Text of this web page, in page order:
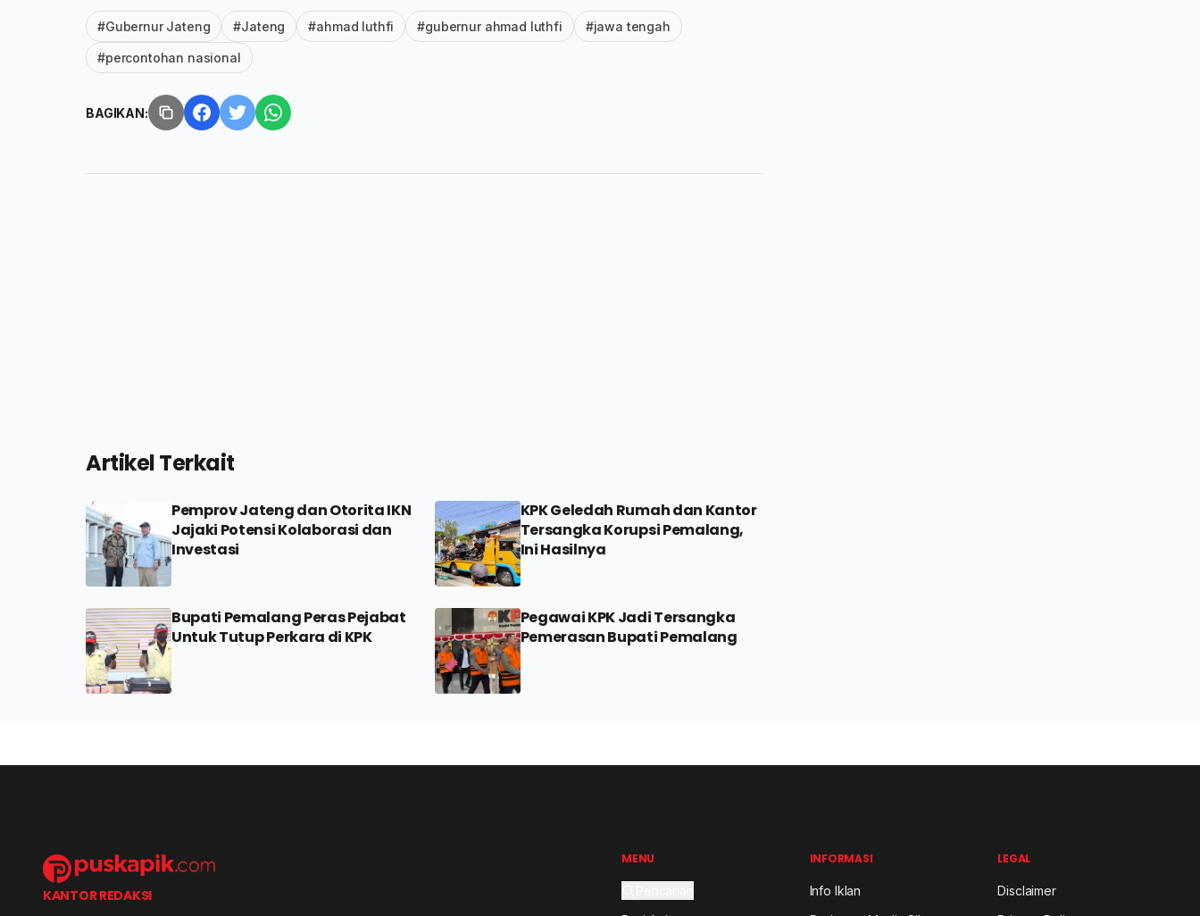
#Gubernur Jateng #Jateng #ahmad luthfi #gubernur ahmad luthfi #jawa tengah
#percontohan nasional
BAGIKAN:
Artikel Terkait
Pemprov Jateng dan Otorita IKN
Jajaki Potensi Kolaborasi dan
Investasi
KPK Geledah Rumah dan Kantor
Tersangka Korupsi Pemalang,
Ini Hasilnya
Bupati Pemalang Peras Pejabat
Untuk Tutup Perkara di KPK
Pegawai KPK Jadi Tersangka
Pemerasan Bupati Pemalang
KANTOR REDAKSI
MENU INFORMASI
Info Iklan
LEGAL
Disclaimer